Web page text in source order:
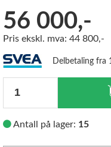
56 000,-
Pris ekskl. mva: 44 800,-
Delbetaling fra
Antall på lager: 15